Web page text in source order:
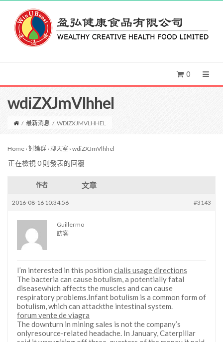
0
wdiZXJmVlhhel
/ 最新消息 / WDIZXJMVLHHEL
Home › 討論群 › 聊天室 › wdiZXJmVlhhel
正在檢視 0 則發表的回覆
作者 文章
2016-08-16 10:34:56 #3143
Guillermo
訪客
I’m interested in this position cialis usage directions
The bacteria can cause botulism, a potentially fatal
diseasewhich affects the muscles and can cause
respiratory problems.Infant botulism is a common form of
botulism, which can attackthe intestinal system.
forum vente de viagra
The downturn in mining sales is not the company’s
onlyresource-related headache. In January, Caterpillar